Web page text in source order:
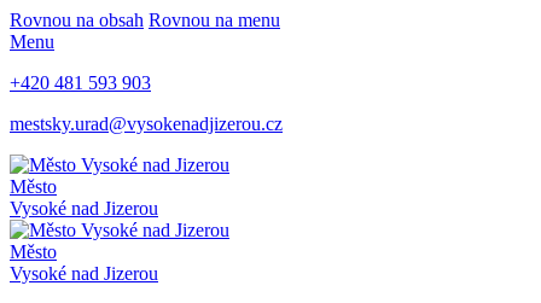
Rovnou na obsah Rovnou na menu
Menu
+420 481 593 903
mestsky.urad@vysokenadjizerou.cz
Město
Vysoké nad Jizerou
Město
Vysoké nad Jizerou